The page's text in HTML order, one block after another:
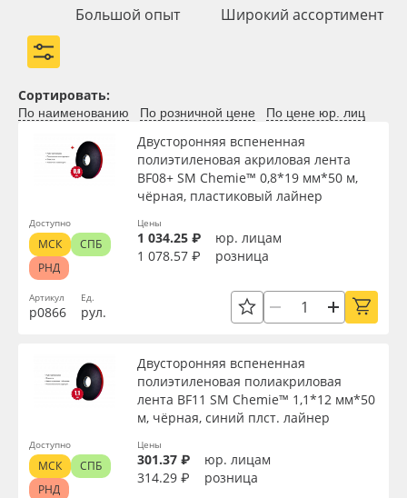
Большой опыт Широкий ассортимент
Сортировать:
По наименованию По розничной цене По цене юр. лиц
Артикул
р0866
Двусторонняя вспененная
полиэтиленовая акриловая лента
BF08+ SM Chemie™ 0,8*19 мм*50 м,
чёрная, пластиковый лайнер
Ед.
рул.
Цены
1 034.25 ₽
юр. лицам
1 078.57 ₽
розница
Доступно
МСК
СПБ
РНД
Двусторонняя вспененная
полиэтиленовая полиакриловая
лента BF11 SM Chemie™ 1,1*12 мм*50
м, чёрная, синий плст. лайнер
Цены
301.37 ₽
юр. лицам
314.29 ₽
розница
Доступно
МСК
СПБ
РНД